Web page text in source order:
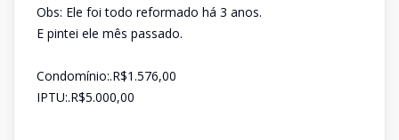
Obs: Ele foi todo reformado há 3 anos.
E pintei ele mês passado.
Condomínio:.R$1.576,00
IPTU:.R$5.000,00